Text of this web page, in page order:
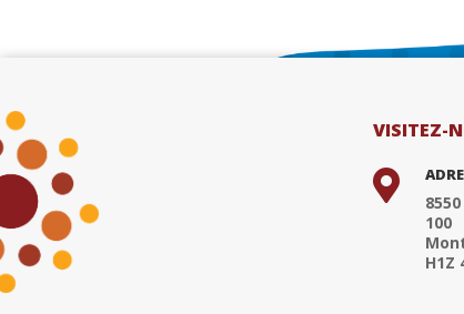
VISITEZ-

100
H1Z